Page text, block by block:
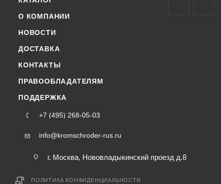
О КОМПАНИИ
НОВОСТИ
ДОСТАВКА
КОНТАКТЫ
ПРАВООБЛАДАТЕЛЯМ
ПОДДЕРЖКА
+7 (495) 268-05-03
info@kromschroder-rus.ru
г. Москва, Нововладыкинский проезд д.8
ПОЛИТИКА КОНФИДЕНЦИАЛЬНОСТИ